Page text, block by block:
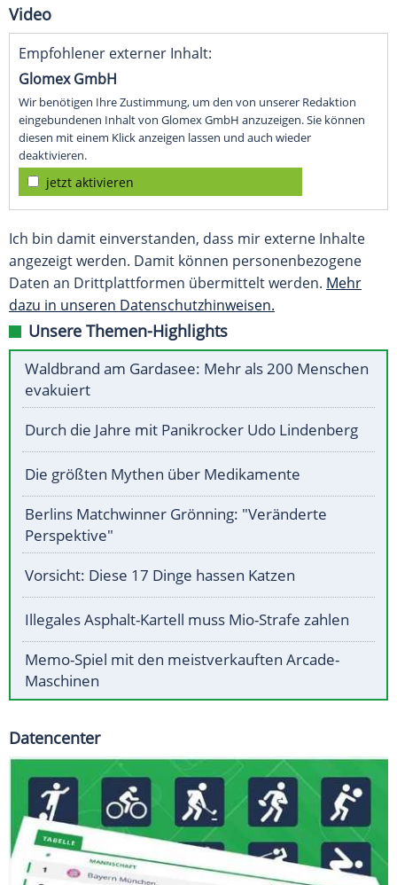
Video
Empfohlener externer Inhalt:
Glomex GmbH
Wir benötigen Ihre Zustimmung, um den von unserer Redaktion
eingebundenen Inhalt von Glomex GmbH anzuzeigen. Sie können
diesen mit einem Klick anzeigen lassen und auch wieder
deaktivieren.
jetzt aktivieren
Ich bin damit einverstanden, dass mir externe Inhalte
angezeigt werden. Damit können personenbezogene
Daten an Drittplattformen übermittelt werden. Mehr
dazu in unseren Datenschutzhinweisen.
Unsere Themen-Highlights
Waldbrand am Gardasee: Mehr als 200 Menschen
evakuiert
Durch die Jahre mit Panikrocker Udo Lindenberg
Die größten Mythen über Medikamente
Berlins Matchwinner Grönning: "Veränderte
Perspektive"
Vorsicht: Diese 17 Dinge hassen Katzen
Illegales Asphalt-Kartell muss Mio-Strafe zahlen
Memo-Spiel mit den meistverkauften Arcade-
Maschinen
Datencenter